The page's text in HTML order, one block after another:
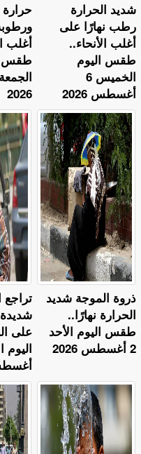
أغلب
طقس
2026
​شديد الحرارة
رطب نهارًا على
أغلب الأنحاء..
طقس اليوم
الخميس 6
أغسطس 2026
تراجع
شديدة
على
أغسطس
ذروة الموجة شديد
الحرارة نهارًا..
طقس اليوم الأحد
2 أغسطس 2026